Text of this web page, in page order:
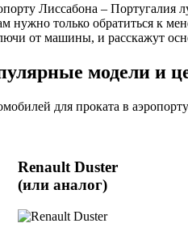
Лиссабона – Португалия
нужно только обратиться к
от машины, и расскажут
модели и
для проката в
Renault Duster
(или аналог)